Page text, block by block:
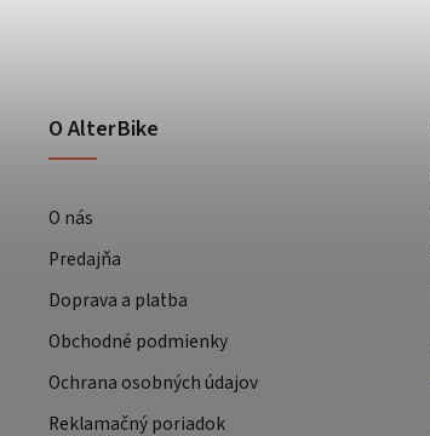
O AlterBike
O nás
Predajňa
Doprava a platba
Obchodné podmienky
Ochrana osobných údajov
Reklamačný poriadok